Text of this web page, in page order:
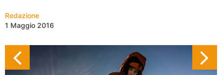
Redazione
1 Maggio 2016